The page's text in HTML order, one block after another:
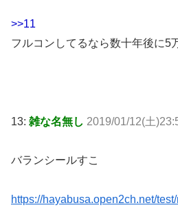
>>11
フルコンしてるなら数十年後に5
13: 雑な名無し 2019/01/12(土
バランシールすこ
https://hayabusa.open2ch.net/